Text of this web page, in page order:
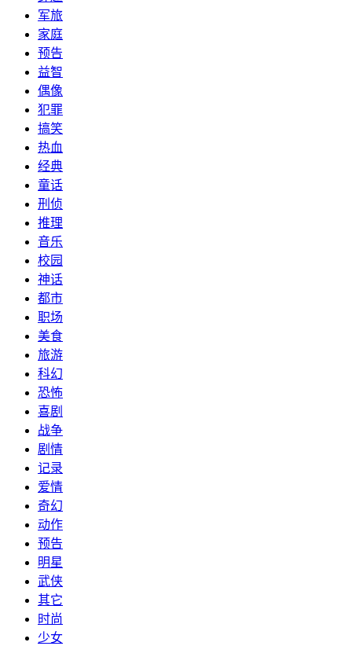
军旅
家庭
预告
益智
偶像
犯罪
搞笑
热血
经典
童话
刑侦
推理
音乐
校园
神话
都市
职场
美食
旅游
科幻
恐怖
喜剧
战争
剧情
记录
爱情
奇幻
动作
预告
明星
武侠
其它
时尚
少女